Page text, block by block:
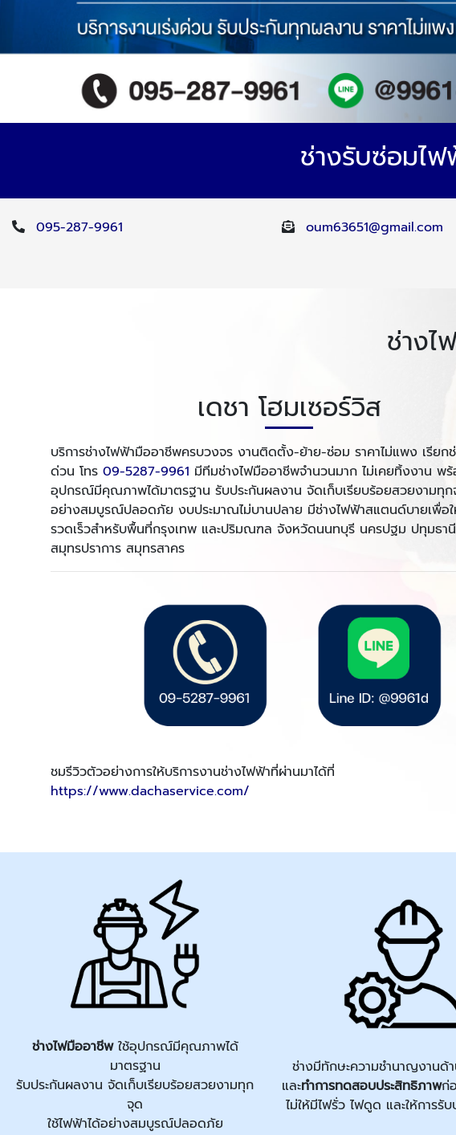
ช่างรับซ่อมไ
095-287-9961 oum63651@gmail.com
ช่างไ
เดชา โฮมเซอร์วิส
บริการช่างไฟฟ้ามืออาชีพครบวงจร งานติดตั้ง-ย้าย-ซ่อม ราคาไม่แพง เรียกช่
ด่วน โทร 09-5287-9961 มีทีมช่างไฟมืออาชีพจำนวนมาก ไม่เคยทิ้งงาน พ
อุปกรณ์มีคุณภาพได้มาตรฐาน รับประกันผลงาน จัดเก็บเรียบร้อยสวยงามทุก
อย่างสมบูรณ์ปลอดภัย งบประมาณไม่บานปลาย มีช่างไฟฟ้าสแตนด์บายเพื่อใ
รวดเร็วสำหรับพื้นที่กรุงเทพ และปริมณฑล จังหวัดนนทบุรี นครปฐม ปทุมธานี
สมุทรปราการ สมุทรสาคร
ชมรีวิวตัวอย่างการให้บริการงานช่างไฟฟ้าที่ผ่านมาได้ที่
https://www.dachaservice.com/
ช่างไฟมืออาชีพใช้อุปกรณ์มีคุณภาพได้
มาตรฐาน
รับประกันผลงาน จัดเก็บเรียบร้อยสวยงามทุก
จุด
ใช้ไฟฟ้าได้อย่างสมบูรณ์ปลอดภัย
ช่างมีทักษะความชำนาญงานด้
และทำการทดสอบประสิทธิภาพก่
ไม่ให้มีไฟรั่ว ไฟดูด และให้การรั